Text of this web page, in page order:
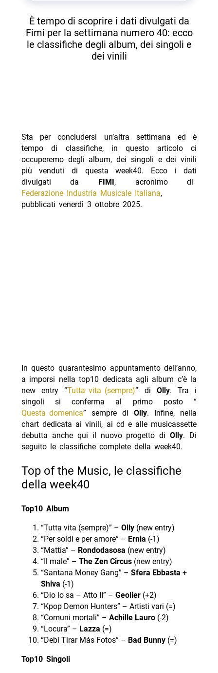
È tempo di scoprire i dati divulgati da
Fimi per la settimana numero 40: ecco
le classifiche degli album, dei singoli e
dei vinili
Sta per concludersi un’altra settimana ed è
tempo di classifiche, in questo articolo ci
occuperemo degli album, dei singoli e dei vinili
più venduti di questa week40.
Ecco i dati
divulgati da
FIMI , acronimo di
Federazione Industria Musicale Italiana,
pubblicati venerdì 3 ottobre 2025.
In questo quarantesimo appuntamento dell’anno,
a imporsi nella top10 dedicata agli album c’è la
new entry “Tutta vita (sempre)” di Olly. Tra i
singoli si conferma al primo posto “
Questa domenica” sempre diOlly. Infine, nella
chart dedicata ai vinili, ai cd e alle musicassette
debutta anche qui il nuovo progetto diOlly. Di
seguito le classifiche complete della week40.
Top of the Music, le classifiche
della week40
Top10 Album
“Tutta vita (sempre)” – Olly(new entry)
“Per soldi e per amore” – Ernia (-1)
“Mattia” – Rondodasosa (new entry)
“Il male” – The Zen Circus(new entry)
“Santana Money Gang” – Sfera Ebbasta +
Shiva (-1)
“Dio lo sa – Atto II” – Geolier(+2)
“Kpop Demon Hunters” – Artisti vari (=)
“Comuni mortali” – Achille Lauro(-2)
“Locura” – Lazza (=)
“Debí Tirar Más Fotos” – Bad Bunny(=)
Top10 Singoli